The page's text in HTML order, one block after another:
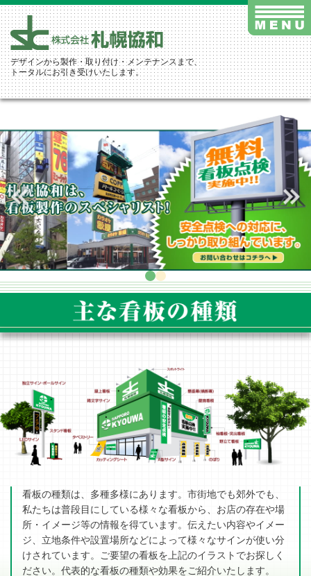
デザインから製作・取り付け・メンテナンスまで、
トータルにお引き受けいたします。
看板の種類は、多種多様にあります。市街地でも郊外でも、
私たちは普段目にしている様々な看板から、お店の存在や場
所・イメージ等の情報を得ています。伝えたい内容やイメー
ジ、立地条件や設置場所などによって様々なサインが使い分
けされています。ご要望の看板を上記のイラストでお探しく
ださい。代表的な看板の種類や効果をご紹介いたします。